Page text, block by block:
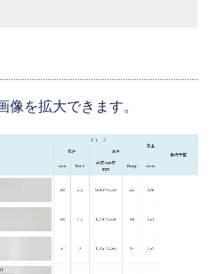
を拡大できます。